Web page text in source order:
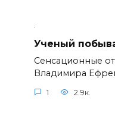
Ученый
Сенсационные
Владимира
1 2.9к.